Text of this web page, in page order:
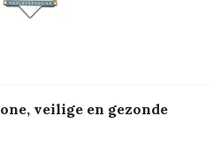
veilige en gezonde